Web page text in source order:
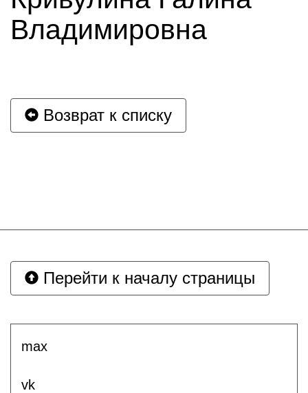
Владимировна
Возврат к списку
Перейти к началу страницы
max
vk